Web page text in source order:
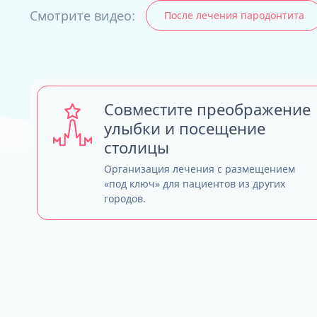
ALL-ON-6
ALL-ON-8
Все Зубы за 1
Pro Arch на 4 -
Базальная
Смотрите видео: После лечения пародонтита
Совместите преображение
улыбки и посещение
столицы
Организация лечения с размещением
«под ключ» для пациентов из других
городов.